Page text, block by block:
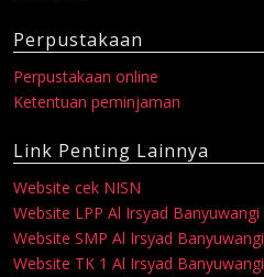
Perpustakaan
Perpustakaan online
Ketentuan peminjaman
Link Penting Lainnya
Website cek NISN
Website LPP Al Irsyad Banyuwangi
Website SMP Al Irsyad Banyuwangi
Website TK 1 Al Irsyad Banyuwangi